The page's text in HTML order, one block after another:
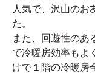
人気で、沢山のお
た。
また、回遊性のあ
で冷暖房効率もよ
けで１階の冷暖房